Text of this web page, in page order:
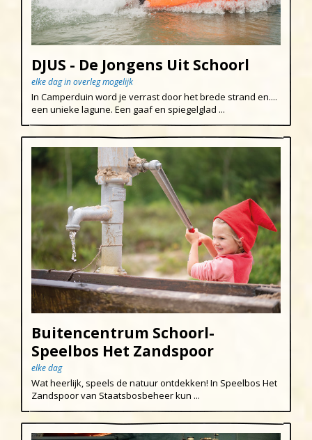
DJUS - De Jongens Uit Schoorl
elke dag in overleg mogelijk
In Camperduin word je verrast door het brede strand en....
een unieke lagune. Een gaaf en spiegelglad ...
Buitencentrum Schoorl-
Speelbos Het Zandspoor
elke dag
Wat heerlijk, speels de natuur ontdekken! In Speelbos Het
Zandspoor van Staatsbosbeheer kun ...